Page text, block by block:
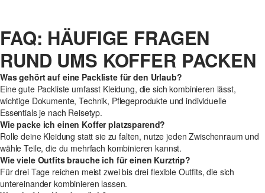
FAQ: HÄUFIGE FRAGEN
RUND UMS KOFFER PACKEN
Was gehört auf eine Packliste für den Urlaub?
Eine gute Packliste umfasst Kleidung, die sich kombinieren lässt,
wichtige Dokumente, Technik, Pflegeprodukte und individuelle
Essentials je nach Reisetyp.
Wie packe ich einen Koffer platzsparend?
Rolle deine Kleidung statt sie zu falten, nutze jeden Zwischenraum und
wähle Teile, die du mehrfach kombinieren kannst.
Wie viele Outfits brauche ich für einen Kurztrip?
Für drei Tage reichen meist zwei bis drei flexible Outfits, die sich
untereinander kombinieren lassen.